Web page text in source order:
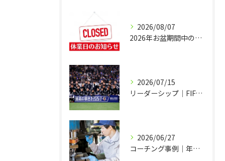
2026/08/07
2026年お盆期間中の営業につきまして
2026/07/15
リーダーシップ｜FIFAワールドカップ2026日本代表チームの場合
2026/06/27
コーチング事例｜年度方針づくりも経営方針発表会も冗談が言い合える会社